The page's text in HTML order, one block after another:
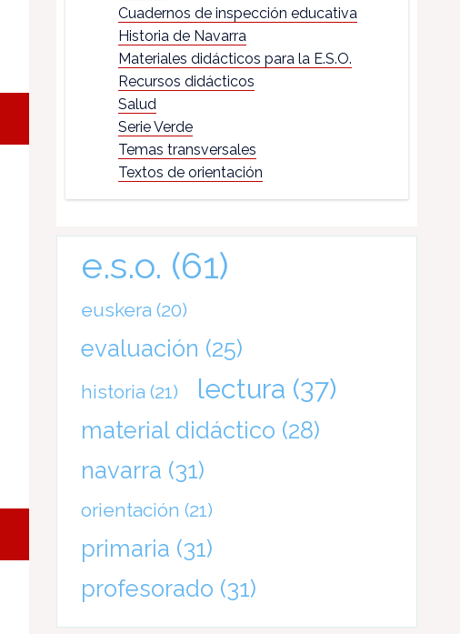
Cuadernos de inspección educativa
Historia de Navarra
Materiales didácticos para la E.S.O.
Recursos didácticos
Salud
Serie Verde
Temas transversales
Textos de orientación
e.s.o. (61)
euskera (20)
evaluación (25)
historia (21) lectura (37)
material didáctico (28)
navarra (31)
orientación (21)
primaria (31)
profesorado (31)